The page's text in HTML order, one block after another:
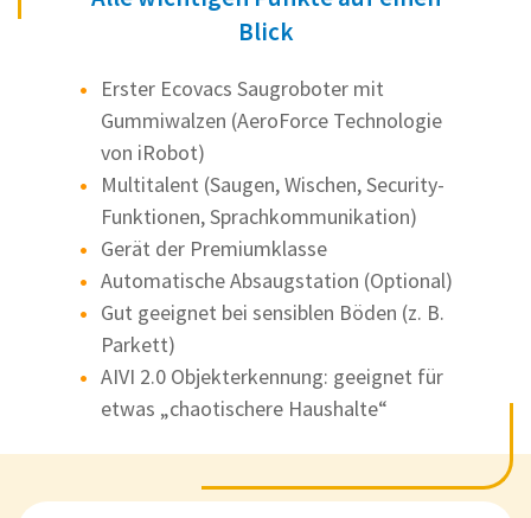
Blick
Erster Ecovacs Saugroboter mit
Gummiwalzen (AeroForce Technologie
von iRobot)
Multitalent (Saugen, Wischen, Security-
Funktionen, Sprachkommunikation)
Gerät der Premiumklasse
Automatische Absaugstation (Optional)
Gut geeignet bei sensiblen Böden (z. B.
Parkett)
AIVI 2.0 Objekterkennung: geeignet für
etwas „chaotischere Haushalte“